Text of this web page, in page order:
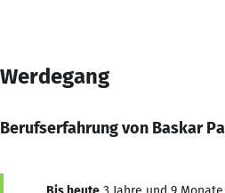
Werdegang
Berufserfahrung von Baskar